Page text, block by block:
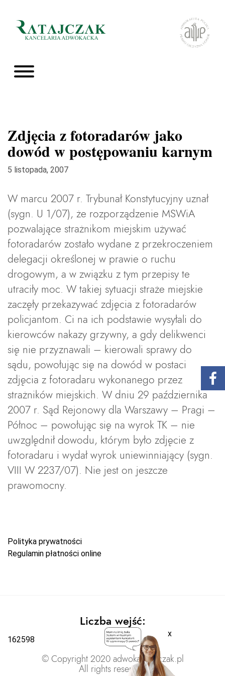
x
Zdjęcia z fotoradarów jako
dowód w postępowaniu karnym
5 listopada, 2007
W marcu 2007 r. Trybunał Konstytucyjny uznał
(sygn. U 1/07), że rozporządzenie MSWiA
pozwalające strażnikom miejskim używać
fotoradarów zostało wydane z przekroczeniem
delegacji określonej w prawie o ruchu
drogowym, a w związku z tym przepisy te
utraciły moc. W takiej sytuacji straże miejskie
zaczęły przekazywać zdjęcia z fotoradarów
policjantom. Ci na ich podstawie wysyłali do
kierowców nakazy grzywny, a gdy delikwenci
się nie przyznawali – kierowali sprawy do
sądu, powołując się na dowód w postaci
zdjęcia z fotoradaru wykonanego przez
strażników miejskich. W dniu 29 października
2007 r. Sąd Rejonowy dla Warszawy – Pragi –
Północ – powołując się na wyrok TK – nie
uwzględnił dowodu, którym było zdjęcie z
fotoradaru i wydał wyrok uniewinniający (sygn.
VIII W 2237/07). Nie jest on jeszcze
prawomocny.
Polityka prywatności
Regulamin płatności online
Liczba wejść:
162598
© Copyright 2020 adwokatratajczak.pl
All rights reserved